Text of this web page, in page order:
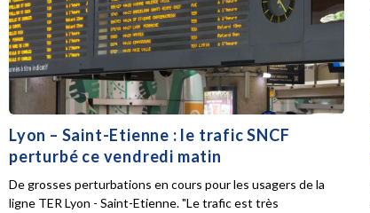
Lyon – Saint-Etienne : le trafic SNCF
perturbé ce vendredi matin
De grosses perturbations en cours pour les usagers de la
ligne TER Lyon - Saint-Etienne. "Le trafic est très